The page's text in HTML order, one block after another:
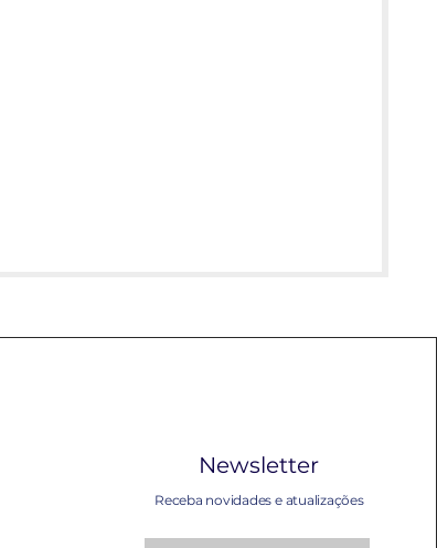
Newsletter
Receba novidades e atualizações